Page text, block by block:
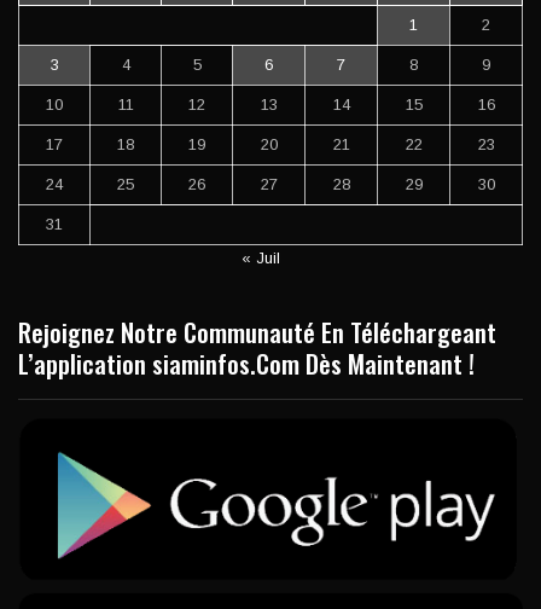
1 2
3 4 5 6 7 8 9
10 11 12 13 14 15 16
17 18 19 20 21 22 23
24 25 26 27 28 29 30
31
« Juil
Rejoignez Notre Communauté En Téléchargeant
L’application siaminfos.Com Dès Maintenant !